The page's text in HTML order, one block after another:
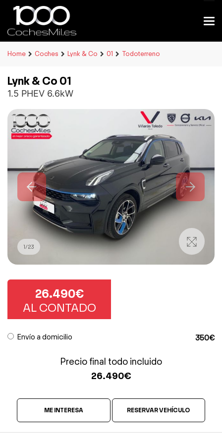
Home Coches Lynk & Co 01 Todoterreno
Lynk & Co 01
1.5 PHEV 6.6kW
1/23
26.490€
AL CONTADO
Envío a domicilio 350€
Precio final todo incluido
26.490€
ME INTERESA RESERVAR VEHÍCULO